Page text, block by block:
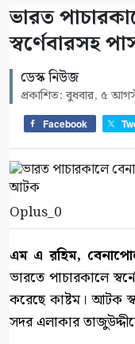
ভারত
স্বর্ণেবারসহ
ডেস্ক নিউজ
প্রকাশিত: বুধবার, ৫
Facebook
Oplus_0
এম এ রহিম,
ভারতে পাচারকালে
করেছে কাষ্টম। আটক
সদর এলাকার